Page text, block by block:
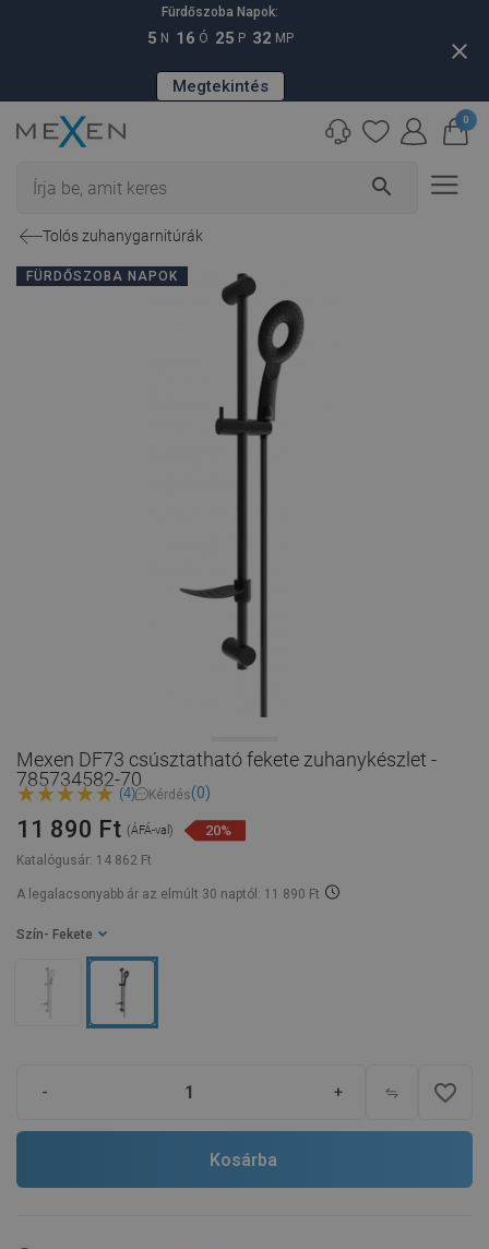
Fürdőszoba Napok:
5 N 16 Ó 25 P 31 MP
Megtekintés
close
search
0
Tolós zuhanygarnitúrák
FÜRDŐSZOBA NAPOK
Mexen DF73 csúsztatható fekete zuhanykészlet -
785734582-70
(4) Kérdés(0)
Katalógusár: 14 862 Ft
11 890 Ft (ÁFÁ-val) 20%
A legalacsonyabb ár az elmúlt 30 naptól: 11 890 Ft
Szín - Fekete
- + favorite_border
Kosárba